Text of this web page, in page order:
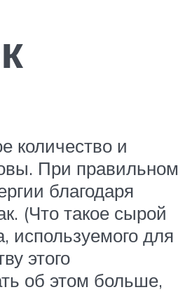
количество и
При правильном
благодаря
(Что такое сырой
используемого для
этого
об этом больше,